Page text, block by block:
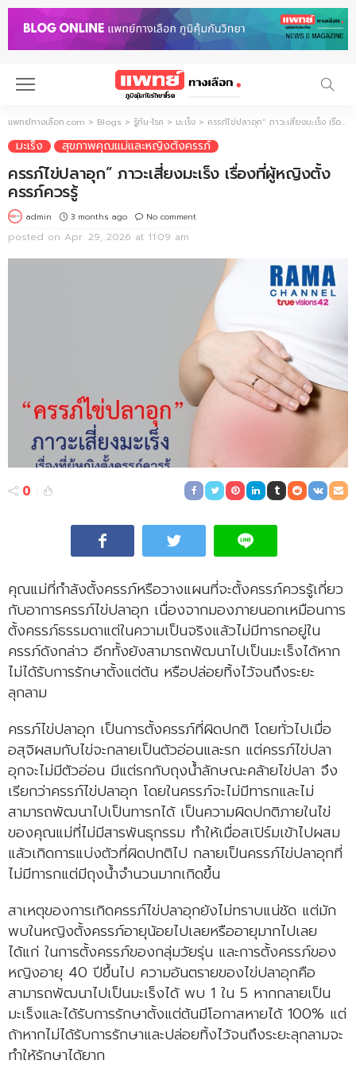
แพทย์ทางเลือก.com > Blogs > รู้ทัน-โรค > มะเร็ง > ครรภ์ไข่ปลาอุก” ภาวะเสี่ยงมะเร็ง เรื่องที่ผู้หญิงตั้งครรภ์ควรรู้
มะเร็ง สุขภาพคุณแม่และหญิงตั้งครรภ์
ครรภ์ไข่ปลาอุก” ภาวะเสี่ยงมะเร็ง เรื่องที่ผู้หญิงตั้ง
ครรภ์ควรรู้
admin 3 months ago No comment
posted on Apr. 29, 2026 at 11:09 am
0
คุณแม่ที่กำลังตั้งครรภ์หรือวางแผนที่จะตั้งครรภ์ควรรู้เกี่ยว
กับอาการครรภ์ไข่ปลาอุก เนื่องจากมองภายนอกเหมือนการ
ตั้งครรภ์ธรรมดาแต่ในความเป็นจริงแล้วไม่มีทารกอยู่ใน
ครรภ์ดังกล่าว อีกทั้งยังสามารถพัฒนาไปเป็นมะเร็งได้หาก
ไม่ได้รับการรักษาตั้งแต่ต้น หรือปล่อยทิ้งไว้จนถึงระยะ
ลุกลาม
ครรภ์ไข่ปลาอุก เป็นการตั้งครรภ์ที่ผิดปกติ โดยทั่วไปเมื่อ
อสุจิผสมกับไข่จะกลายเป็นตัวอ่อนและรก แต่ครรภ์ไข่ปลา
อุกจะไม่มีตัวอ่อน มีแต่รกกับถุงน้ำลักษณะคล้ายไข่ปลา จึง
เรียกว่าครรภ์ไข่ปลาอุก โดยในครรภ์จะไม่มีทารกและไม่
สามารถพัฒนาไปเป็นทารกได้ เป็นความผิดปกติภายในไข่
ของคุณแม่ที่ไม่มีสารพันธุกรรม ทำให้เมื่อสเปิร์มเข้าไปผสม
แล้วเกิดการแบ่งตัวที่ผิดปกติไป กลายเป็นครรภ์ไข่ปลาอุกที่
ไม่มีทารกแต่มีถุงน้ำจำนวนมากเกิดขึ้น
สาเหตุของการเกิดครรภ์ไข่ปลาอุกยังไม่ทราบแน่ชัด แต่มัก
พบในหญิงตั้งครรภ์อายุน้อยไปเลยหรืออายุมากไปเลย
ได้แก่ ในการตั้งครรภ์ของกลุ่มวัยรุ่น และการตั้งครรภ์ของ
หญิงอายุ 40 ปีขึ้นไป ความอันตรายของไข่ปลาอุกคือ
สามารถพัฒนาไปเป็นมะเร็งได้ พบ 1 ใน 5 หากกลายเป็น
มะเร็งและได้รับการรักษาตั้งแต่ต้นมีโอกาสหายได้ 100% แต่
ถ้าหากไม่ได้รับการรักษาและปล่อยทิ้งไว้จนถึงระยะลุกลามจะ
ทำให้รักษาได้ยาก